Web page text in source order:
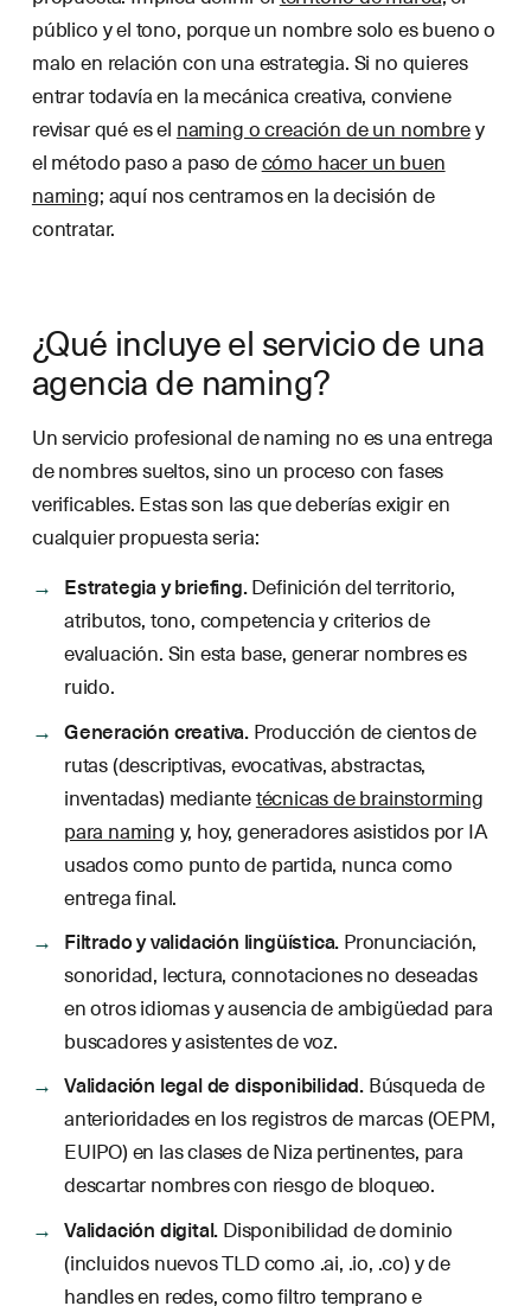
público y el tono, porque un nombre solo es bueno o
malo en relación con una estrategia. Si no quieres
entrar todavía en la mecánica creativa, conviene
revisar qué es el naming o creación de un nombrey
el método paso a paso decómo hacer un buen
naming; aquí nos centramos en la decisión de
contratar.
¿Qué incluye el servicio de una
agencia de naming?
Un servicio profesional de naming no es una entrega
de nombres sueltos, sino un proceso con fases
verificables. Estas son las que deberías exigir en
cualquier propuesta seria:
Estrategia y briefing.Definición del territorio,
atributos, tono, competencia y criterios de
evaluación. Sin esta base, generar nombres es
ruido.
Generación creativa.Producción de cientos de
rutas (descriptivas, evocativas, abstractas,
inventadas) mediantetécnicas de brainstorming
para namingy, hoy, generadores asistidos por IA
usados como punto de partida, nunca como
entrega final.
Filtrado y validación lingüística.Pronunciación,
sonoridad, lectura, connotaciones no deseadas
en otros idiomas y ausencia de ambigüedad para
buscadores y asistentes de voz.
Validación legal de disponibilidad.Búsqueda de
anterioridades en los registros de marcas (OEPM,
EUIPO) en las clases de Niza pertinentes, para
descartar nombres con riesgo de bloqueo.
Validación digital.Disponibilidad de dominio
(incluidos nuevos TLD como .ai, .io, .co) y de
handles en redes, como filtro temprano e